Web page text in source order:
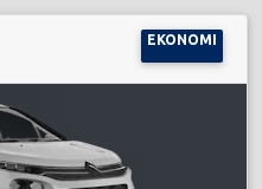
EKONOMI